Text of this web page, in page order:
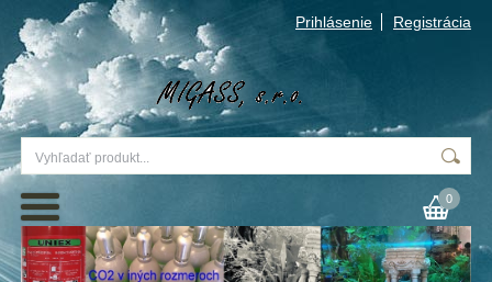
Prihlásenie Registrácia
0